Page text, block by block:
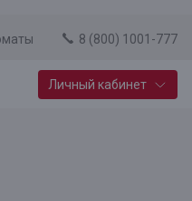
8 (800) 1001-777
Личный кабинет